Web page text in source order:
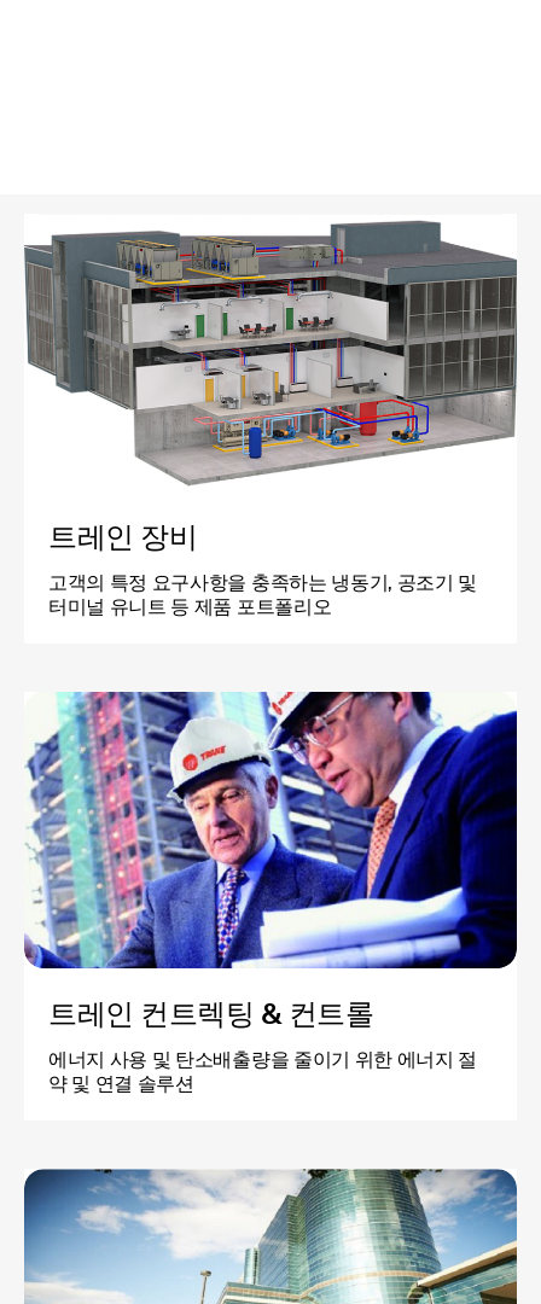
트레인 장비
고객의 특정 요구사항을 충족하는 냉동기, 공조기 및
터미널 유니트 등 제품 포트폴리오
트레인 컨트렉팅 & 컨트롤
에너지 사용 및 탄소배출량을 줄이기 위한 에너지 절
약 및 연결 솔루션